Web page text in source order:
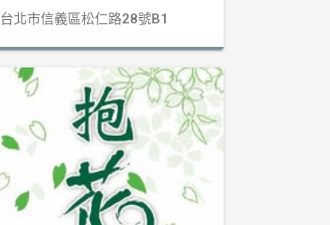
台北市信義區松仁路28號B1